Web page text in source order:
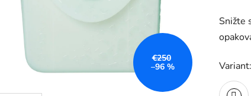
je
0,0
5
Snižte
Variant:
€250
–96 %